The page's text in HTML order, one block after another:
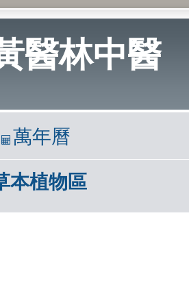
醫林中醫
萬年曆
本植物區